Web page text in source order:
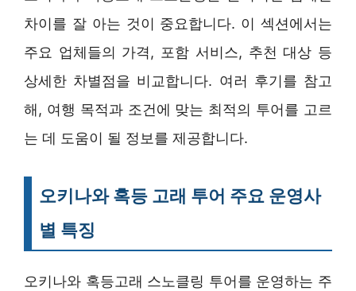
차이를 잘 아는 것이 중요합니다. 이 섹션에서는
주요 업체들의 가격, 포함 서비스, 추천 대상 등
상세한 차별점을 비교합니다. 여러 후기를 참고
해, 여행 목적과 조건에 맞는 최적의 투어를 고르
는 데 도움이 될 정보를 제공합니다.
오키나와 혹등 고래 투어 주요 운영사
별 특징
오키나와 혹등고래 스노클링 투어를 운영하는 주